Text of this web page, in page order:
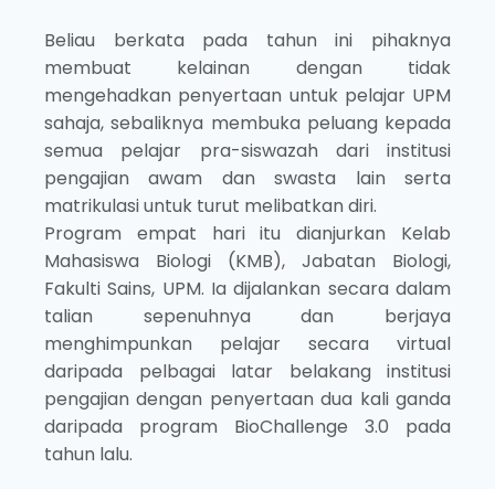
Beliau berkata pada tahun ini pihaknya
membuat kelainan dengan tidak
mengehadkan penyertaan untuk pelajar UPM
sahaja, sebaliknya membuka peluang kepada
semua pelajar pra-siswazah dari institusi
pengajian awam dan swasta lain serta
matrikulasi untuk turut melibatkan diri.
Program empat hari itu dianjurkan Kelab
Mahasiswa Biologi (KMB), Jabatan Biologi,
Fakulti Sains, UPM. Ia dijalankan secara dalam
talian sepenuhnya dan berjaya
menghimpunkan pelajar secara virtual
daripada pelbagai latar belakang institusi
pengajian dengan penyertaan dua kali ganda
daripada program BioChallenge 3.0 pada
tahun lalu.